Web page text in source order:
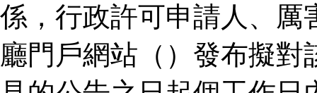
係，行政許可申請人、厲
廳門戶網站（）發布擬